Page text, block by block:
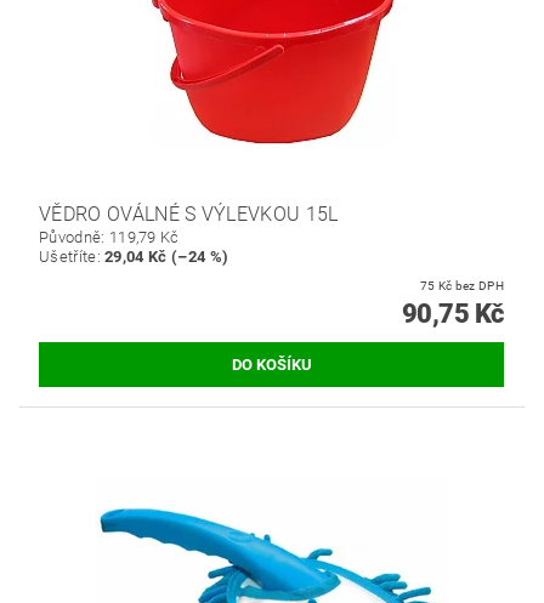
VĚDRO OVÁLNÉ S VÝLEVKOU 15L
Původně: 119,79 Kč
Ušetříte:29,04 Kč (–24 %)
75 Kč bez DPH
90,75 Kč